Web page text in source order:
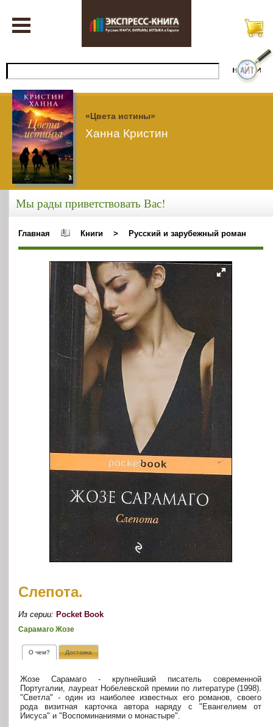
«Цвета истины»
Ханна Кристин
Мы рады приветствовать Вас!
Главная Книги > Русский и зарубежный роман
Слепота.
Из серии: Pocket Book
Сарамаго Жозе
О чем? Доставка
Жозе Сарамаго - крупнейший писатель современной
Португалии, лауреат Нобелевской премии по литературе (1998).
"Светла" - один из наиболее известных его романов, своего
рода визитная карточка автора наряду с "Евангелием от
Иисуса" и "Воспоминаниями о монастыре".